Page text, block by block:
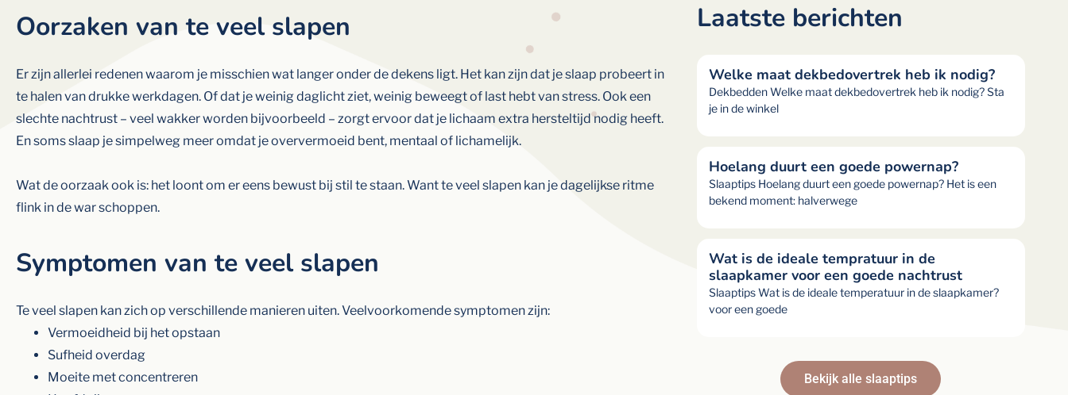
Oorzaken van te veel slapen
Er zijn allerlei redenen waarom je misschien wat langer onder de dekens ligt. Het kan zijn dat je slaap probeert in
te halen van drukke werkdagen. Of dat je weinig daglicht ziet, weinig beweegt of last hebt van stress. Ook een
slechte nachtrust – veel wakker worden bijvoorbeeld – zorgt ervoor dat je lichaam extra hersteltijd nodig heeft.
En soms slaap je simpelweg meer omdat je oververmoeid bent, mentaal of lichamelijk.
Wat de oorzaak ook is: het loont om er eens bewust bij stil te staan. Want te veel slapen kan je dagelijkse ritme
flink in de war schoppen.
Symptomen van te veel slapen
Te veel slapen kan zich op verschillende manieren uiten. Veelvoorkomende symptomen zijn:
Vermoeidheid bij het opstaan
Sufheid overdag
Moeite met concentreren
Laatste berichten
Welke maat dekbedovertrek heb ik nodig?
Dekbedden Welke maat dekbedovertrek heb ik nodig? Sta
je in de winkel
Hoelang duurt een goede powernap?
Slaaptips Hoelang duurt een goede powernap? Het is een
bekend moment: halverwege
Wat is de ideale tempratuur in de
slaapkamer voor een goede nachtrust
Slaaptips Wat is de ideale temperatuur in de slaapkamer?
voor een goede
Bekijk alle slaaptips